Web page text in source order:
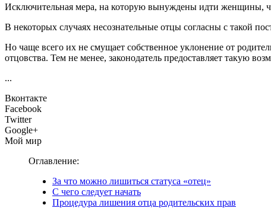
Исключительная мера, на которую вынуждены идти женщины,
В некоторых случаях несознательные отцы согласны с такой
Но чаще всего их не смущает собственное уклонение от
отцовства. Тем не менее, законодатель предоставляет такую
...
Вконтакте
Facebook
Twitter
Google+
Мой мир
Оглавление:
За что можно лишиться статуса «отец»
С чего следует начать
Процедура лишения отца родительских прав